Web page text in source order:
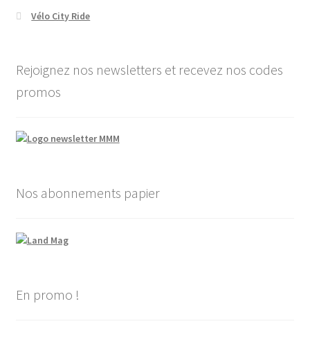
Vélo City Ride
Rejoignez nos newsletters et recevez nos codes
promos
Nos abonnements papier
En promo !